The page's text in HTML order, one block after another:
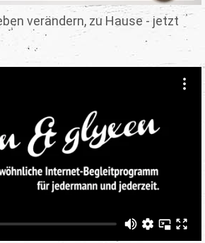
verändern, zu Hause - jetzt